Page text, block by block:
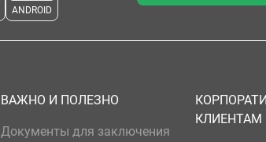
ANDROID
ВАЖНО И ПОЛЕЗНО
Документы для заключения
КЛИЕНТАМ